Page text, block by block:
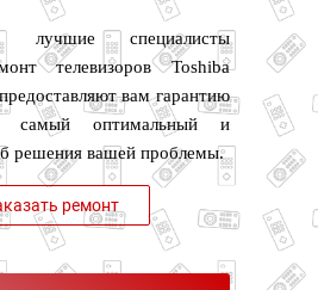
лучшие специалисты
телевизоров Toshiba
вам гарантию
самый оптимальный и
решения вашей проблемы.
ремонт